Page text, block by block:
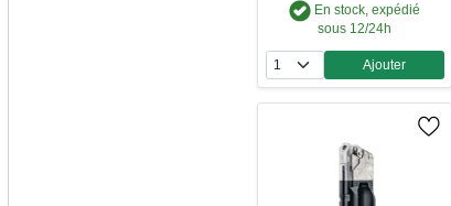
En stock, expédié
sous 12/24h
Quantité
Ajouter